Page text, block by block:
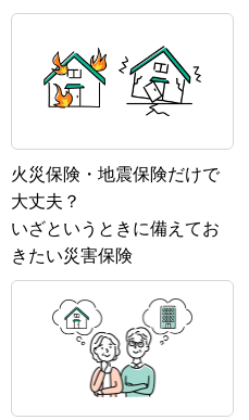
火災保険・地震保険だけで
大丈夫？
いざというときに備えてお
きたい災害保険